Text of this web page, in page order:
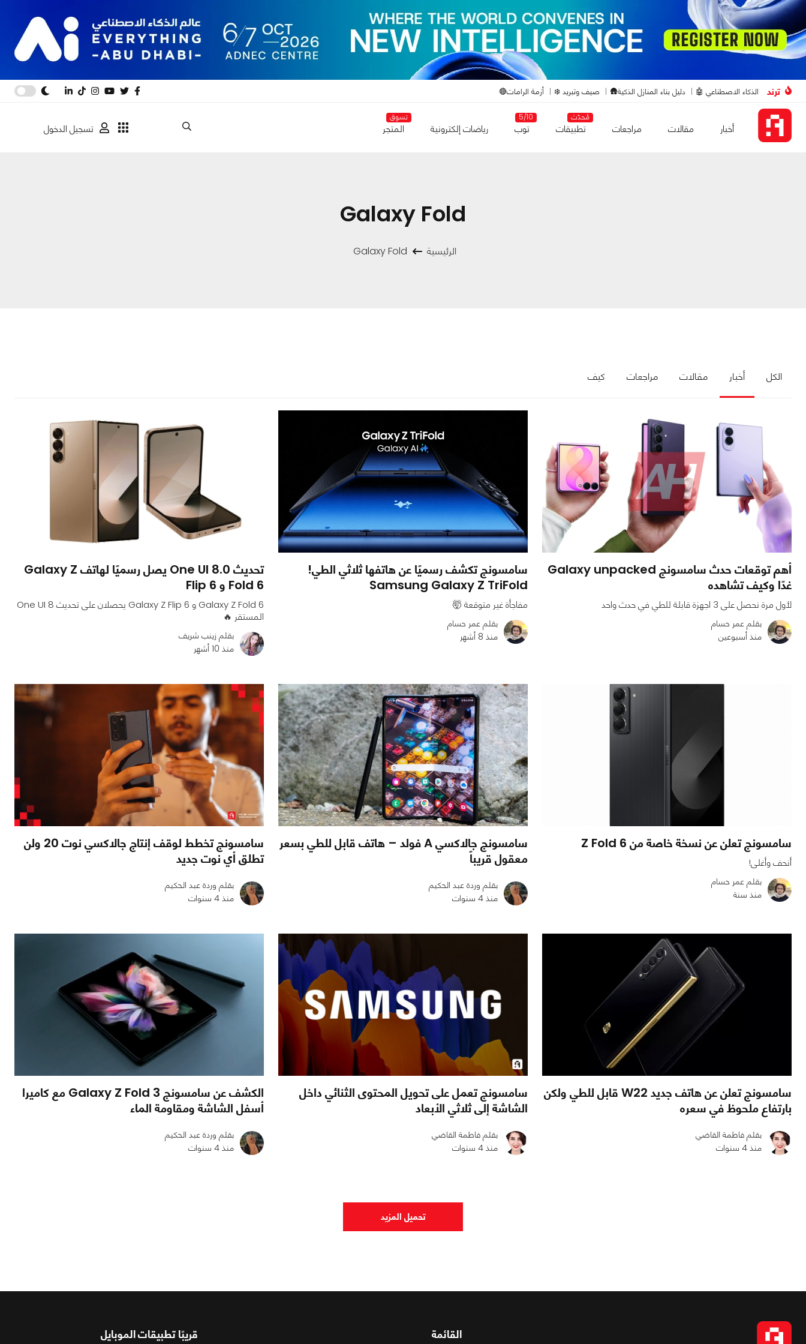
ترند الذكاء الاصطناعي 🤖 دليل بناء المنازل الذكية🛖 صيف وتبريد ❄️ أزمة الرامات🔴
أخبار مقالات مراجعات
مُحدّث
تطبيقات
5/10
توب رياضات إلكترونية
تسوق
المتجر تسجيل الدخول
Galaxy Fold
الرئيسية Galaxy Fold
الكل أخبار مقالات مراجعات كيف
0
أهم توقعات حدث سامسونج Galaxy unpacked
غدًا وكيف تشاهده
لأول مرة نحصل على 3 اجهزة قابلة للطي في حدث واحد
بقلم عمر حسام
منذ أسبوعين
1283
0
0
سامسونج تكشف رسميًا عن هاتفها ثلاثي الطي!
Samsung Galaxy Z TriFold
مفاجأة غير متوقعة 🤯
بقلم عمر حسام
منذ 8 أشهر
1202
0
0
تحديث One UI 8.0 يصل رسميًا لهاتف Galaxy Z
Fold 6 و Flip 6
Galaxy Z Fold 6 و Galaxy Z Flip 6 يحصلان على تحديث One UI 8
المستقر 🔥
بقلم زينب شريف
منذ 10 أشهر
0
سامسونج تعلن عن نسخة خاصة من Z Fold 6
أنحف وأغلى!
بقلم عمر حسام
منذ سنة
سامسونج جالاكسي A فولد – هاتف قابل للطي بسعر
معقول قريباً
بقلم وردة عبد الحكيم
منذ 4 سنوات
0
سامسونج تخطط لوقف إنتاج جالاكسي نوت 20 ولن
تطلق أي نوت جديد
بقلم وردة عبد الحكيم
منذ 4 سنوات
سامسونج تعلن عن هاتف جديد W22 قابل للطي ولكن
بارتفاع ملحوظ في سعره
بقلم فاطمة القاضي
منذ 4 سنوات
0
سامسونج تعمل على تحويل المحتوى الثنائي داخل
الشاشة إلى ثلاثي الأبعاد
بقلم فاطمة القاضي
منذ 4 سنوات
الكشف عن سامسونج Galaxy Z Fold 3 مع كاميرا
أسفل الشاشة ومقاومة الماء
بقلم وردة عبد الحكيم
منذ 4 سنوات
تحميل المزيد
القائمة قريبًا تطبيقات الموبايل